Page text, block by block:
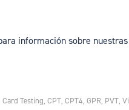
información sobre
Card Testing, CPT, CPT4, GPR, PVT,